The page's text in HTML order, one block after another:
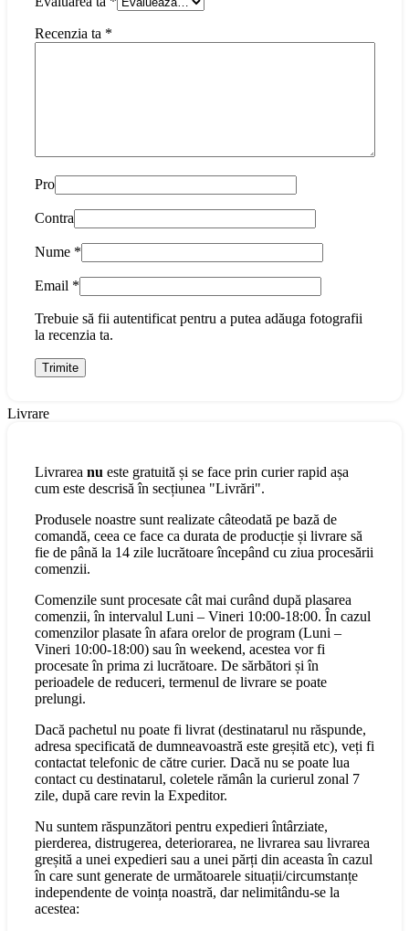
Recenzia ta *
Pro
Contra
Nume *
Email *
Trebuie să fii autentificat pentru a putea adăuga fotografii
la recenzia ta.
Livrare
Livrarea nu este gratuită și se face prin curier rapid așa
cum este descrisă în secțiunea "Livrări".
Produsele noastre sunt realizate câteodată pe bază de
comandă, ceea ce face ca durata de producție și livrare să
fie de până la 14 zile lucrătoare începând cu ziua procesării
comenzii.
Comenzile sunt procesate cât mai curând după plasarea
comenzii, în intervalul Luni – Vineri 10:00-18:00. În cazul
comenzilor plasate în afara orelor de program (Luni –
Vineri 10:00-18:00) sau în weekend, acestea vor fi
procesate în prima zi lucrătoare. De sărbători și în
perioadele de reduceri, termenul de livrare se poate
prelungi.
Dacă pachetul nu poate fi livrat (destinatarul nu răspunde,
adresa specificată de dumneavoastră este greșită etc), veți fi
contactat telefonic de către curier. Dacă nu se poate lua
contact cu destinatarul, coletele rămân la curierul zonal 7
zile, după care revin la Expeditor.
Nu suntem răspunzători pentru expedieri întârziate,
pierderea, distrugerea, deteriorarea, ne livrarea sau livrarea
greșită a unei expedieri sau a unei părți din aceasta în cazul
în care sunt generate de următoarele situații/circumstanțe
independente de voința noastră, dar nelimitându-se la
acestea: